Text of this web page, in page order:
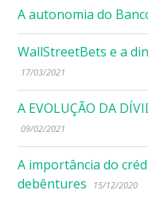
A autonomia do
WallStreetBets e a
17/03/2021
A EVOLUÇÃO DA
09/02/2021
A importância do
debêntures
15/12/2020